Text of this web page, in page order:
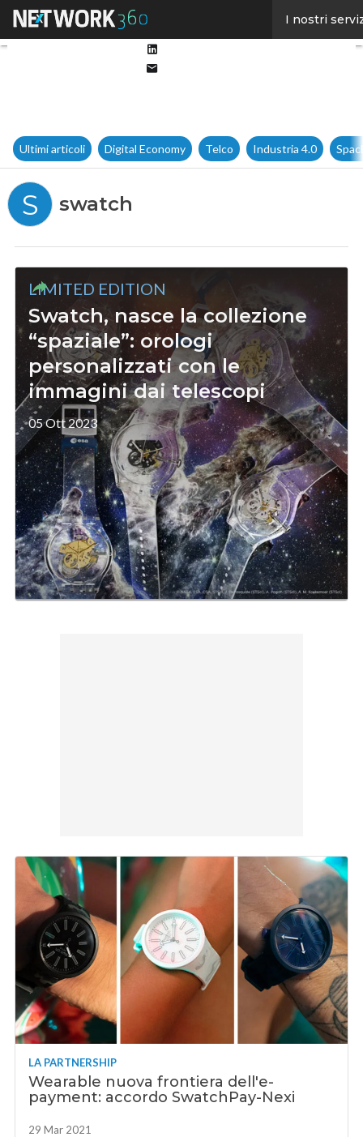
I nostri
Ultimi articoli Digital Economy Telco Industria 4.0
S swatch
LIMITED EDITION
Swatch, nasce la collezione
“spaziale”: orologi
personalizzati con le
immagini dai telescopi
05 Ott 2023
LA PARTNERSHIP
Wearable nuova frontiera dell'e-
payment: accordo SwatchPay-Nexi
29 Mar 2021